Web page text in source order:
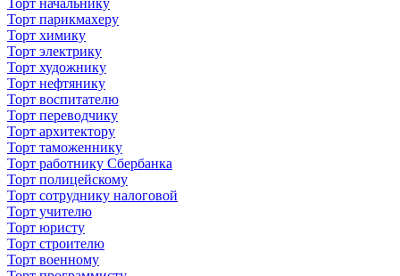
Торт начальнику
Торт парикмахеру
Торт химику
Торт электрику
Торт художнику
Торт нефтянику
Торт воспитателю
Торт переводчику
Торт архитектору
Торт таможеннику
Торт работнику Сбербанка
Торт полицейскому
Торт сотруднику налоговой
Торт учителю
Торт юристу
Торт строителю
Торт военному